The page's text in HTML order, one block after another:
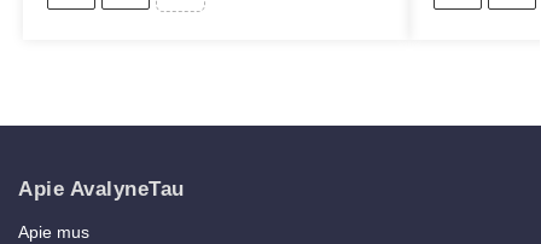
Apie AvalyneTau
Apie mus